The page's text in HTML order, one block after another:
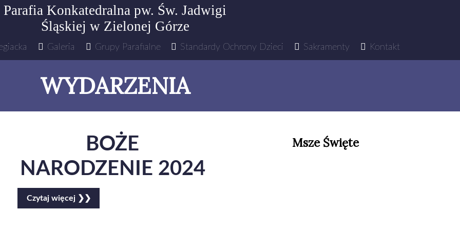
Parafia Konkatedralna pw. Św. Jadwigi
Śląskiej w Zielonej Górze
Galeria Grupy Parafialne Standardy Ochrony Dzieci Sakramenty Kontakt
WYDARZENIA
BOŻE
NARODZENIE 2024
Czytaj więcej ❯❯
Msze Święte